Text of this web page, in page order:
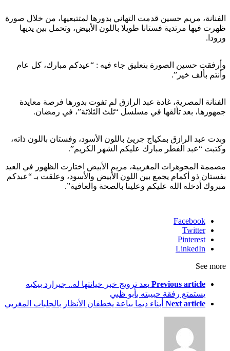
الفنانة، مريم حسين قدمت التهاني بدورها لمتتبعيها، من خلال صورة
ظهرت فيها مرتدية فستانا طويلا باللون الأبيض، وتحمل بين يديها
ورودا.
وأرفقت حسين الصورة بتعليق جاء فيه : “عيدكم مبارك، كل عام
وأنتم بألف خير”.
الفنانة المصرية، غادة عبد الرازق لم تفوت بدورها فرصة معايدة
جمهورها، بعد تألقها في مسلسل “ثلث الثلاثة”، في رمضان.
وبدت عبد الرازق بمكياج جريئ باللون الأسود، وفستان باللون ذاته،
وكتبت “عبد الفطر مبارك عليكم الشهر الكريم”.
مصممة المجوهرات المغربية، مريم الأبيض اختارت الظهور في العيد
بفستان ذو أكمام يجمع بين اللون الأبيض والأسود، وعلقت بـ “عبدكم
مبروك أدخله الله عليكم وعلينا بالصحة والعافية”.
Facebook
Twitter
Pinterest
LinkedIn
See more
Previous article بعد ترويج خبر خيانتها له.. جيرارد بيكيه
يستمتع رفقة حبيبته بأبو ظبي
Next article أبناء ديما بياعة يخطفان الأنظار بالجلباب المغربي